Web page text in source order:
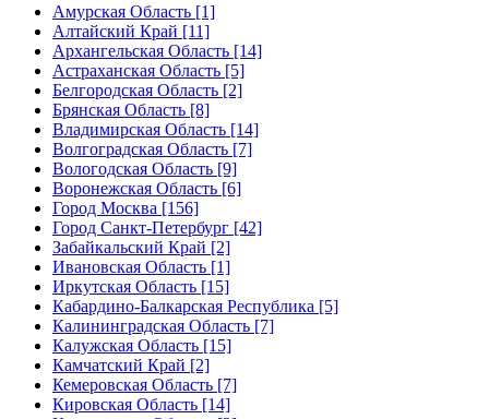
Амурская Область [1]
Алтайский Край [11]
Архангельская Область [14]
Астраханская Область [5]
Белгородская Область [2]
Брянская Область [8]
Владимирская Область [14]
Волгоградская Область [7]
Вологодская Область [9]
Воронежская Область [6]
Город Москва [156]
Город Санкт-Петербург [42]
Забайкальский Край [2]
Ивановская Область [1]
Иркутская Область [15]
Кабардино-Балкарская Республика [5]
Калининградская Область [7]
Калужская Область [15]
Камчатский Край [2]
Кемеровская Область [7]
Кировская Область [14]